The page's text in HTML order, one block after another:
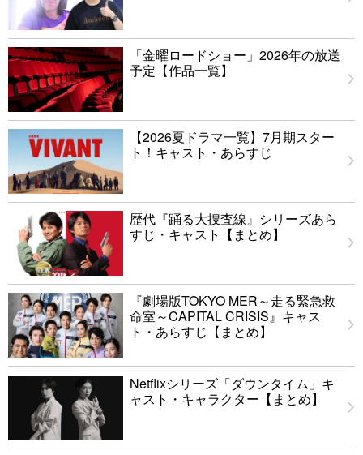
「金曜ロードショー」2026年の放送
予定【作品一覧】
【2026夏ドラマ一覧】7月期スター
ト！キャスト・あらすじ
歴代『踊る大捜査線』シリーズあら
すじ・キャスト【まとめ】
『劇場版TOKYO MER～走る緊急救
命室～CAPITAL CRISIS』キャス
ト・あらすじ【まとめ】
Netflixシリーズ「ダウンタイム」キ
ャスト・キャラクター【まとめ】